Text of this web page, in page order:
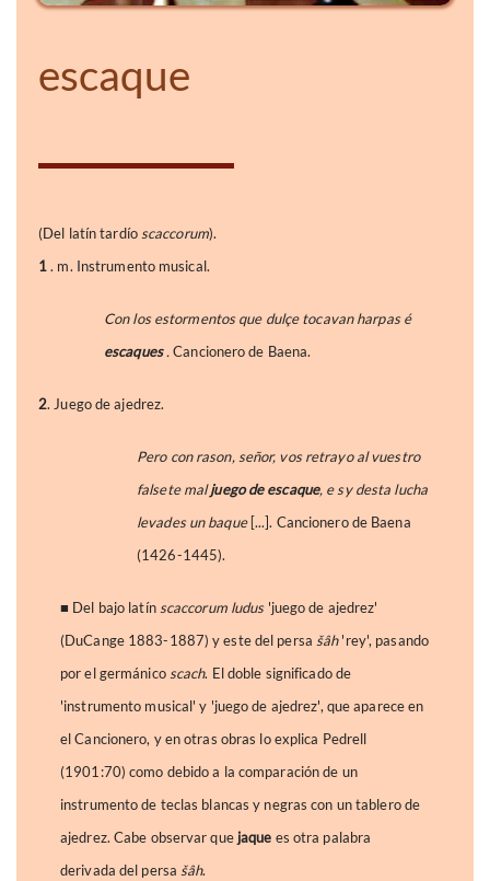
escaque
(Del latín tardío scaccorum).
1. m. Instrumento musical.
Con los estormentos que dulçe tocavan harpas é
escaques.Cancionero de Baena.
2. Juego de ajedrez.
Pero con rason, señor, vos retrayo al vuestro
falsete maljuego de escaque, e sy desta lucha
levades un baque [...]. Cancionero de Baena
(1426-1445).
■ Del bajo latín scaccorum ludus'juego de ajedrez'
(DuCange 1883-1887) y este del persa šâh'rey', pasando
por el germánico scach. El doble significado de
'instrumento musical' y 'juego de ajedrez', que aparece en
el Cancionero, y en otras obras lo explica Pedrell
(1901:70) como debido a la comparación de un
instrumento de teclas blancas y negras con un tablero de
ajedrez. Cabe observar que jaque es otra palabra
derivada del persa šâh.